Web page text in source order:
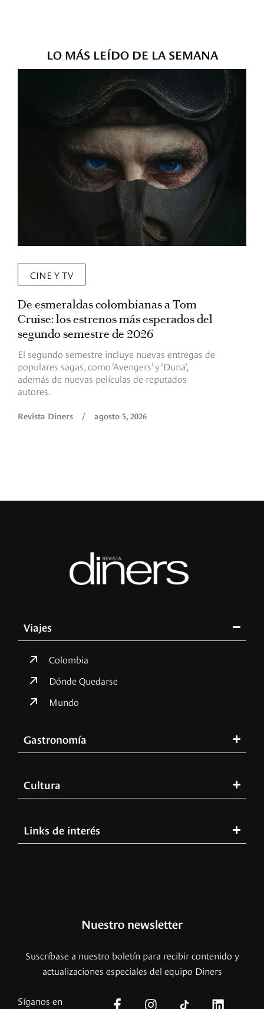
LO MÁS LEÍDO DE LA SEMANA
CINE Y TV
De esmeraldas colombianas a Tom
Cruise: los estrenos más esperados del
segundo semestre de 2026
El segundo semestre incluye nuevas entregas de
populares sagas, como ‘Avengers’ y ‘Duna’,
además de nuevas películas de reputados
autores.
Revista Diners / agosto 5, 2026
Viajes
Colombia
Dónde Quedarse
Mundo
Gastronomía
Cultura
Links de interés
Nuestro newsletter
Suscríbase a nuestro boletín para recibir contenido y
actualizaciones especiales del equipo Diners
Síganos en